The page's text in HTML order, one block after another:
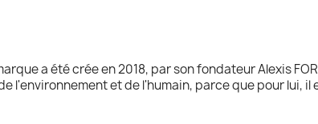
a été crée en 2018, par son fondateur Alexis
l'environnement et de l'humain, parce que pour lui, il